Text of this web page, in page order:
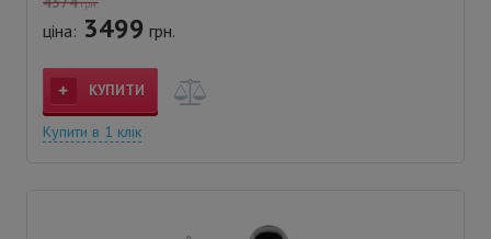
грн.
ціна: 3499 грн.
КУПИТИ
Купити в 1 клік